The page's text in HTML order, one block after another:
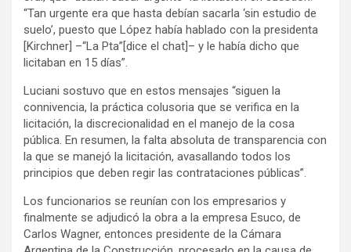
“Tan urgente era que hasta debían sacarla ‘sin estudio de
suelo’, puesto que López había hablado con la presidenta
[Kirchner] –“La Pta”[dice el chat]– y le había dicho que
licitaban en 15 días”.
Luciani sostuvo que en estos mensajes “siguen la
connivencia, la práctica colusoria que se verifica en la
licitación, la discrecionalidad en el manejo de la cosa
pública. En resumen, la falta absoluta de transparencia con
la que se manejó la licitación, avasallando todos los
principios que deben regir las contrataciones públicas”.
Los funcionarios se reunían con los empresarios y
finalmente se adjudicó la obra a la empresa Esuco, de
Carlos Wagner, entonces presidente de la Cámara